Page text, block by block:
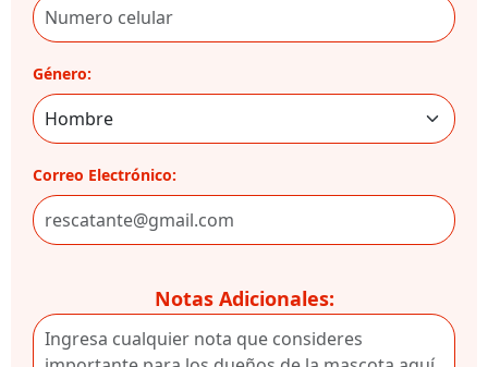
Género:
Correo Electrónico:
Notas Adicionales: